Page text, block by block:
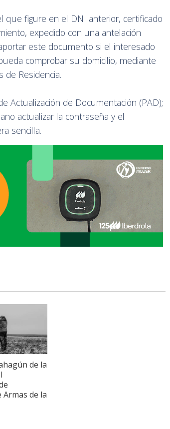
que figure en el DNI anterior, certificado
expedido con una antelación
este documento si el interesado
comprobar su domicilio, mediante
de Residencia.
Actualización de Documentación (PAD);
actualizar la contraseña y el
sencilla.
de la
de la